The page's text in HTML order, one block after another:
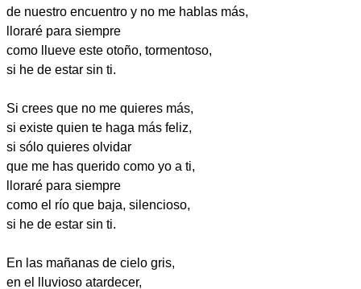
de nuestro encuentro y no me hablas más,
lloraré para siempre
como llueve este otoño, tormentoso,
si he de estar sin ti.
Si crees que no me quieres más,
si existe quien te haga más feliz,
si sólo quieres olvidar
que me has querido como yo a ti,
lloraré para siempre
como el río que baja, silencioso,
si he de estar sin ti.
En las mañanas de cielo gris,
en el lluvioso atardecer,